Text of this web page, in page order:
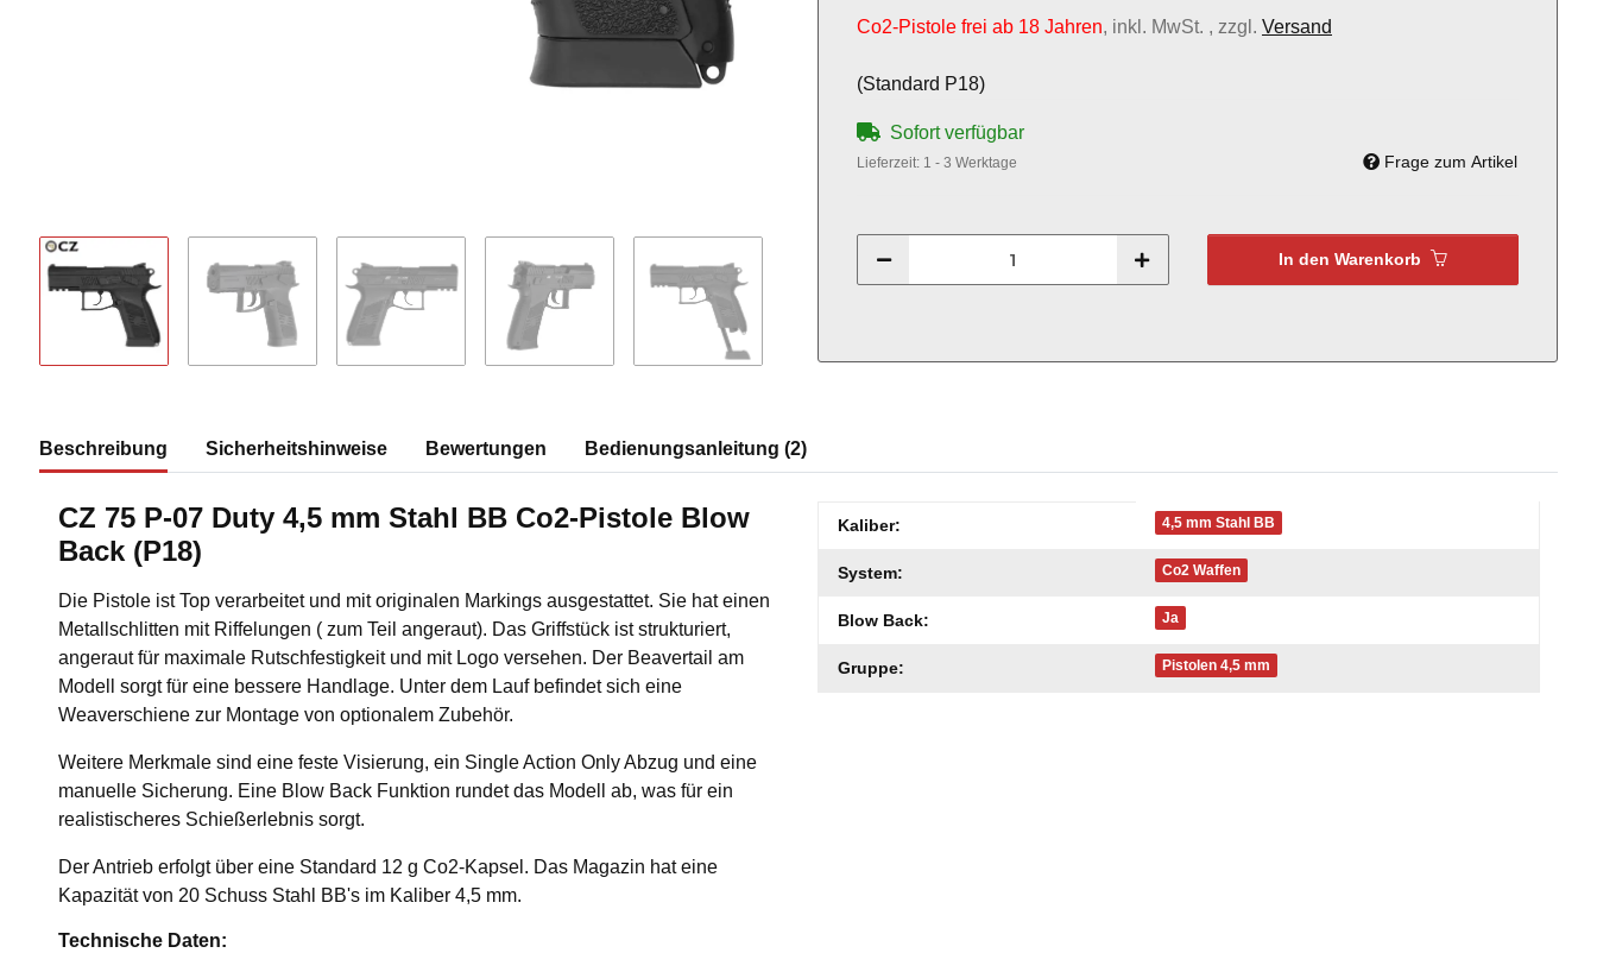
Co2-Pistole frei ab 18 Jahren, inkl. MwSt. , zzgl. Versand
(Standard P18)
Sofort verfügbar
Lieferzeit: 1 - 3 Werktage Frage zum Artikel
In den Warenkorb
Beschreibung Sicherheitshinweise Bewertungen Bedienungsanleitung (2)
CZ 75 P-07 Duty 4,5 mm Stahl BB Co2-Pistole Blow
Back (P18)
Die Pistole ist Top verarbeitet und mit originalen Markings ausgestattet. Sie hat einen
Metallschlitten mit Riffelungen ( zum Teil angeraut). Das Griffstück ist strukturiert,
angeraut für maximale Rutschfestigkeit und mit Logo versehen. Der Beavertail am
Modell sorgt für eine bessere Handlage. Unter dem Lauf befindet sich eine
Weaverschiene zur Montage von optionalem Zubehör.
Weitere Merkmale sind eine feste Visierung, ein Single Action Only Abzug und eine
manuelle Sicherung. Eine Blow Back Funktion rundet das Modell ab, was für ein
realistischeres Schießerlebnis sorgt.
Der Antrieb erfolgt über eine Standard 12 g Co2-Kapsel. Das Magazin hat eine
Kapazität von 20 Schuss Stahl BB's im Kaliber 4,5 mm.
Technische Daten:
Produkteigenschaft
Wert
Kaliber: 4,5 mm Stahl BB
System: Co2 Waffen
Blow Back: Ja
Gruppe: Pistolen 4,5 mm